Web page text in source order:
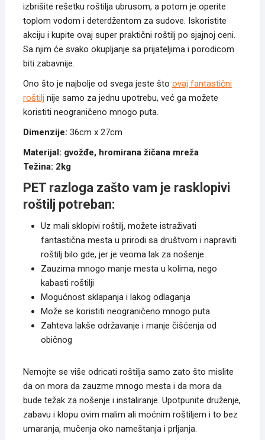
izbrišite rešetku roštilja ubrusom, a potom je operite
toplom vodom i deterdžentom za sudove. Iskoristite
akciju i kupite ovaj super praktični roštilj po sjajnoj ceni.
Sa njim će svako okupljanje sa prijateljima i porodicom
biti zabavnije.
Ono što je najbolje od svega jeste što ovaj fantastični
roštilj nije samo za jednu upotrebu, već ga možete
koristiti neograničeno mnogo puta.
Dimenzije: 36cm x 27cm
Materijal: gvožđe, hromirana žičana mreža
Težina: 2kg
PET razloga zašto vam je rasklopivi
roštilj potreban:
Uz mali sklopivi roštilj, možete istraživati
fantastična mesta u prirodi sa društvom i napraviti
roštilj bilo gde, jer je veoma lak za nošenje.
Zauzima mnogo manje mesta u kolima, nego
kabasti roštilji
Mogućnost sklapanja i lakog odlaganja
Može se koristiti neograničeno mnogo puta
Zahteva lakše održavanje i manje čišćenja od
običnog
Nemojte se više odricati roštilja samo zato što mislite
da on mora da zauzme mnogo mesta i da mora da
bude težak za nošenje i instaliranje. Upotpunite druženje,
zabavu i klopu ovim malim ali moćnim roštiljem i to bez
umaranja, mučenja oko nameštanja i prljanja.